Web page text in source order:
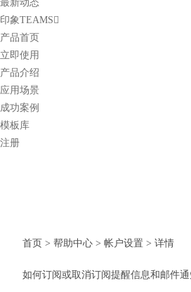
最新动态
印象TEAMS
产品首页
立即使用
产品介绍
应用场景
成功案例
模板库
注册
首页 > 帮助中心 > 帐户设置 > 详情
如何订阅或取消订阅提醒信息和邮件通